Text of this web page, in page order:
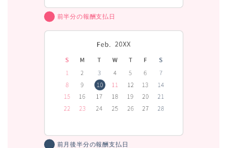
前半分の報酬支払日
前月後半分の報酬支払日